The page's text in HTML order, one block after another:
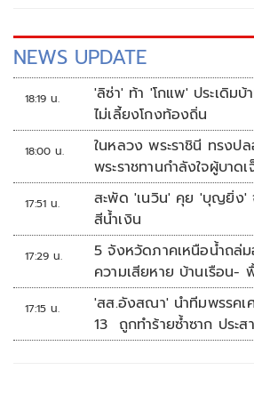
NEWS UPDATE
18:19 น.
'ลิซ่า' ท้า 'โกแพ' ประเดิม
ไม่เลี้ยงโกงท้องถิ่น
18:00 น.
ในหลวง พระราชินี ทรงป
พระราชทานกำลังใจผู้บาด
รร.เทพศิรินทร์นนทบุรี
17:51 น.
สะพัด 'เนวิน' คุย 'บุญยิ่ง'
สีน้ำเงิน
17:29 น.
5 จังหวัดภาคเหนือน้ำถล่
ความเสียหาย บ้านเรือน-
17:15 น.
'สส.อังสณา' นำทีมพรรคเ
13 ถูกทำร้ายซ้ำซาก ประ